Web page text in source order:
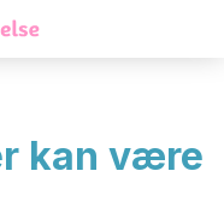
kan være